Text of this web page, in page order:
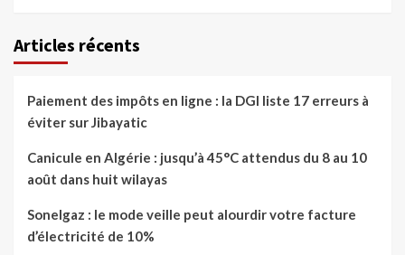
Articles récents
Paiement des impôts en ligne : la DGI liste 17 erreurs à
éviter sur Jibayatic
Canicule en Algérie : jusqu’à 45°C attendus du 8 au 10
août dans huit wilayas
Sonelgaz : le mode veille peut alourdir votre facture
d’électricité de 10%